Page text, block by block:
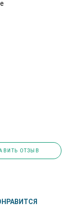
ОТЗЫВ